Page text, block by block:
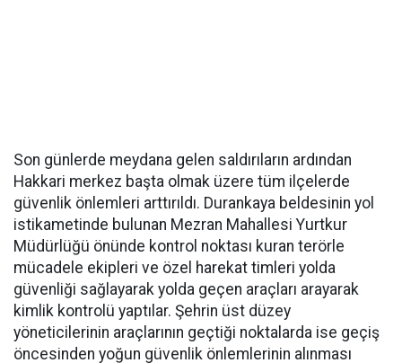
Son günlerde meydana gelen saldırıların ardından
Hakkari merkez başta olmak üzere tüm ilçelerde
güvenlik önlemleri arttırıldı. Durankaya beldesinin yol
istikametinde bulunan Mezran Mahallesi Yurtkur
Müdürlüğü önünde kontrol noktası kuran terörle
mücadele ekipleri ve özel harekat timleri yolda
güvenliği sağlayarak yolda geçen araçları arayarak
kimlik kontrolü yaptılar. Şehrin üst düzey
yöneticilerinin araçlarının geçtiği noktalarda ise geçiş
öncesinden yoğun güvenlik önlemlerinin alınması